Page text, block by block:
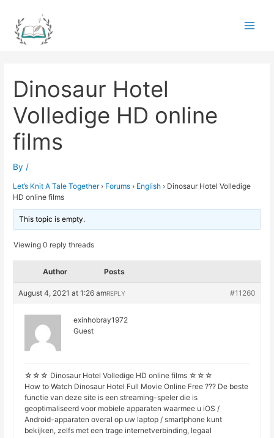
content
Dinosaur Hotel
Volledige HD online
films
By /
Let’s Knit A Tale Together › Forums › English › Dinosaur Hotel Volledige
HD online films
This topic is empty.
Viewing 0 reply threads
Author Posts
August 4, 2021 at 1:26 am #11260
REPLY
exinhobray1972
Guest
☆☆☆ Dinosaur Hotel Volledige HD online films ☆☆☆
How to Watch Dinosaur Hotel Full Movie Online Free ??? De beste
functie van deze site is een streaming-speler die is
geoptimaliseerd voor mobiele apparaten waarmee u iOS /
Android-apparaten overal op uw laptop / smartphone kunt
bekijken, zelfs met een trage internetverbinding, legaal